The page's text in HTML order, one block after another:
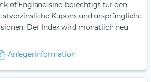
of England sind berechtigt für den
Kupons und ursprüngliche
Der Index wird monatlich neu
Anlegerinformation